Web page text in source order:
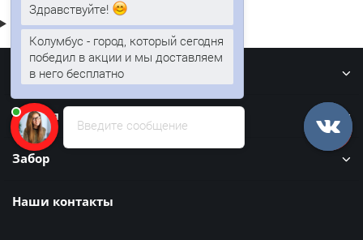
Информация
Кровля
Забор
Наши контакты
Введите сообщение
Здравствуйте!
Колумбус - город, который сегодня
победил в акции и мы доставляем
в него бесплатно